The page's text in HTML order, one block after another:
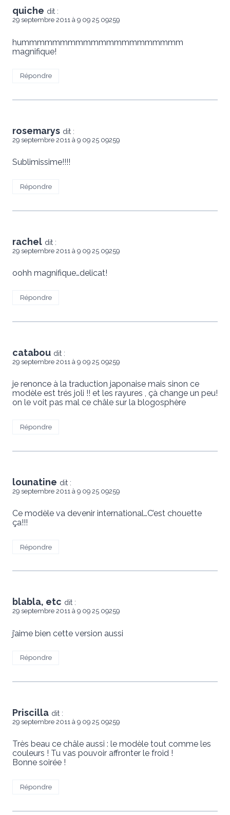
quiche dit :
29 septembre 2011 à 9 09 25 09259
hummmmmmmmmmmmmmmmmmmmm
magnifique!
Répondre
rosemarys dit :
29 septembre 2011 à 9 09 25 09259
Sublimissime!!!!
Répondre
rachel dit :
29 septembre 2011 à 9 09 25 09259
oohh magnifique…delicat!
Répondre
catabou dit :
29 septembre 2011 à 9 09 25 09259
je renonce à la traduction japonaise mais sinon ce
modèle est trés joli !! et les rayures , çà change un peu!
on le voit pas mal ce châle sur la blogosphère
Répondre
lounatine dit :
29 septembre 2011 à 9 09 25 09259
Ce modèle va devenir international…C’est chouette
ça!!!
Répondre
blabla, etc dit :
29 septembre 2011 à 9 09 25 09259
j’aime bien cette version aussi
Répondre
Priscilla dit :
29 septembre 2011 à 9 09 25 09259
Très beau ce châle aussi : le modèle tout comme les
couleurs ! Tu vas pouvoir affronter le froid !
Bonne soirée !
Répondre